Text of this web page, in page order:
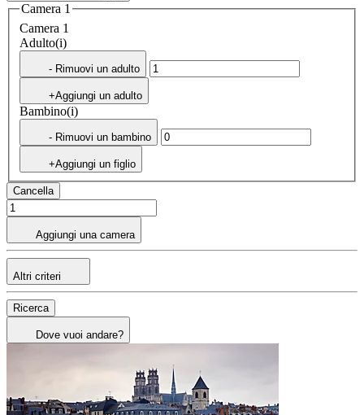
Camera 1
Camera 1
Adulto(i)
- Rimuovi un adulto
+Aggiungi un adulto
Bambino(i)
- Rimuovi un bambino
+Aggiungi un figlio
Cancella
Aggiungi una camera
Altri criteri
Ricerca
Dove vuoi andare?